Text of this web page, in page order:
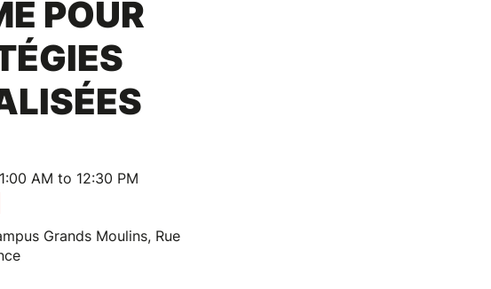
POUR
AM to 12:30 PM
Grands Moulins, Rue